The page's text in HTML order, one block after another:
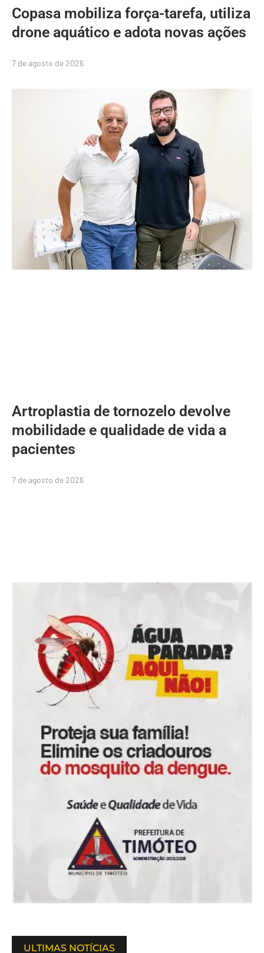
Copasa mobiliza força-tarefa, utiliza
drone aquático e adota novas ações
7 de agosto de 2026
Artroplastia de tornozelo devolve
mobilidade e qualidade de vida a
pacientes
7 de agosto de 2026
ULTIMAS NOTÍCIAS